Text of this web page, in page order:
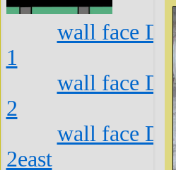
wall face
1
wall face
2
wall face
2east